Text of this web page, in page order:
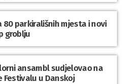
80 parkirališnih mjesta i novi
groblju
ansambl sudjelovao na
Festivalu u Danskoj